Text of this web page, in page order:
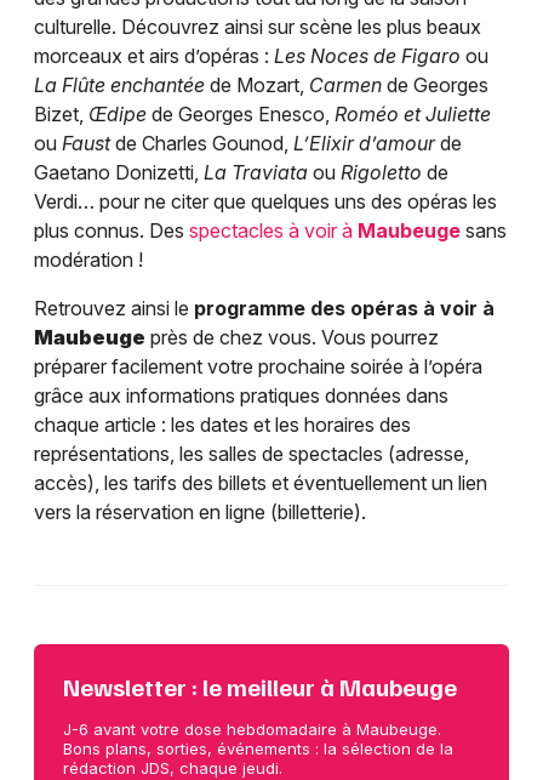
culturelle. Découvrez ainsi sur scène les plus beaux
morceaux et airs d’opéras : Les Noces de Figaro ou
La Flûte enchantée de Mozart, Carmen de Georges
Bizet, Œdipe de Georges Enesco, Roméo et Juliette
ou Faustde Charles Gounod, L’Elixir d’amourde
Gaetano Donizetti, La Traviata ou Rigoletto de
Verdi… pour ne citer que quelques uns des opéras les
plus connus. Des spectacles à voir à Maubeuge sans
modération !
Retrouvez ainsi le programme des opéras à voir à
Maubeuge près de chez vous. Vous pourrez
préparer facilement votre prochaine soirée à l’opéra
grâce aux informations pratiques données dans
chaque article : les dates et les horaires des
représentations, les salles de spectacles (adresse,
accès), les tarifs des billets et éventuellement un lien
vers la réservation en ligne (billetterie).
Newsletter : le meilleur à Maubeuge
J-6 avant votre dose hebdomadaire à Maubeuge.
Bons plans, sorties, événements : la sélection de la
rédaction JDS, chaque jeudi.